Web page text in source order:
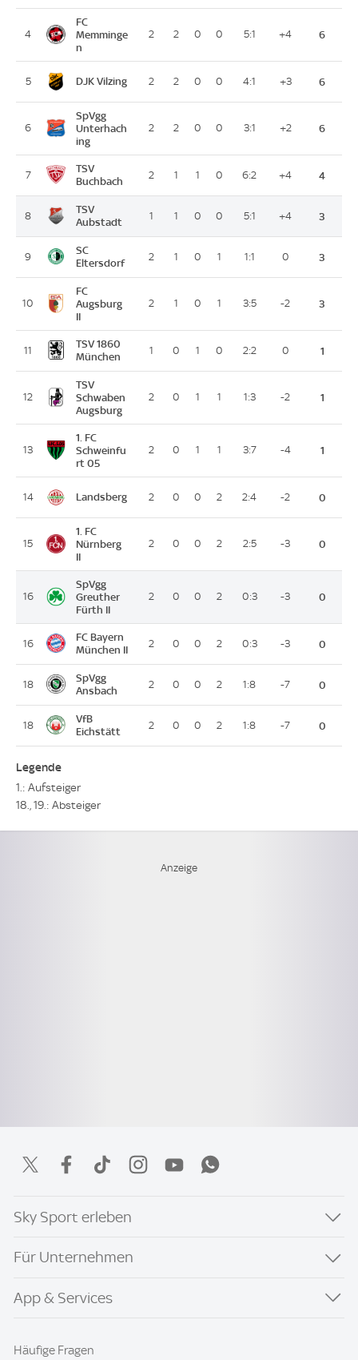
4
FC
Memminge
n
2 2 0 0 5:1 +4 6
5 DJK Vilzing 2 2 0 0 4:1 +3 6
6
SpVgg
Unterhach
ing
2 2 0 0 3:1 +2 6
7
TSV
Buchbach
2 1 1 0 6:2 +4 4
8
TSV
Aubstadt
1 1 0 0 5:1 +4 3
9
SC
Eltersdorf
2 1 0 1 1:1 0 3
10
FC
Augsburg
II
2 1 0 1 3:5 -2 3
11
TSV 1860
München
1 0 1 0 2:2 0 1
12
TSV
Schwaben
Augsburg
2 0 1 1 1:3 -2 1
13
1. FC
Schweinfu
rt 05
2 0 1 1 3:7 -4 1
14 Landsberg 2 0 0 2 2:4 -2 0
15
1. FC
Nürnberg
II
2 0 0 2 2:5 -3 0
16
SpVgg
Greuther
Fürth II
2 0 0 2 0:3 -3 0
16
FC Bayern
München II
2 0 0 2 0:3 -3 0
18
SpVgg
Ansbach
2 0 0 2 1:8 -7 0
18
VfB
Eichstätt
2 0 0 2 1:8 -7 0
Legende
1.: Aufsteiger
18., 19.: Absteiger
Sky Sport erleben
Für Unternehmen
App & Services
Häufige Fragen